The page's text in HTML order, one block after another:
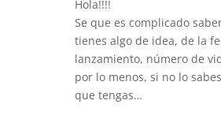
Hola!!!!
Se que es complicado
tienes algo de idea, de la
lanzamiento, número de
por lo menos, si no lo
que tengas…